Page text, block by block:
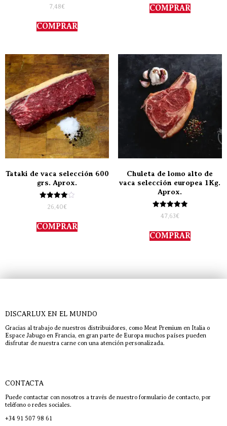
Valorado
con
de 5
7,48€
COMPRAR
de 5
COMPRAR
Tataki de vaca selección 600
grs. Aprox.
Valorado
con
de 5
26,40€
COMPRAR
Chuleta de lomo alto de
vaca selección europea 1Kg.
Aprox.
Valorado
con
de 5
47,63€
COMPRAR
DISCARLUX EN EL MUNDO
Gracias al trabajo de nuestros distribuidores, como Meat Premium en Italia o
Espace Jabugo en Francia, en gran parte de Europa muchos países pueden
disfrutar de nuestra carne con una atención personalizada.
CONTACTA
Puede contactar con nosotros a través de nuestro formulario de contacto, por
teléfono o redes sociales.
+34 91 507 98 61